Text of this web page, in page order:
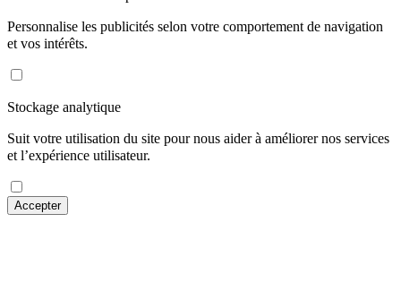
Personnalise les publicités selon votre comportement de navigation
et vos intérêts.
Stockage analytique
Suit votre utilisation du site pour nous aider à améliorer nos services
et l’expérience utilisateur.
Accepter